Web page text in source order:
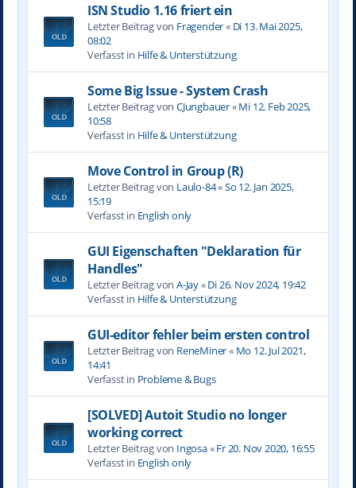
ISN Studio 1.16 friert ein
Letzter Beitrag von Fragender« Di 13. Mai 2025,
08:02
Verfasst in Hilfe & Unterstützung
Some Big Issue - System Crash
Letzter Beitrag von CJungbauer«Mi 12. Feb 2025,
10:58
Verfasst in Hilfe & Unterstützung
Move Control in Group (R)
Letzter Beitrag von Laulo-84«So 12. Jan 2025,
15:19
Verfasst in English only
GUI Eigenschaften "Deklaration für
Handles"
Letzter Beitrag von A-Jay«Di 26. Nov 2024, 19:42
Verfasst in Hilfe & Unterstützung
GUI-editor fehler beim ersten control
Letzter Beitrag von ReneMiner« Mo 12. Jul 2021,
14:41
Verfasst in Probleme & Bugs
[SOLVED] Autoit Studio no longer
working correct
Letzter Beitrag von Ingosa«Fr 20. Nov 2020, 16:55
Verfasst in English only